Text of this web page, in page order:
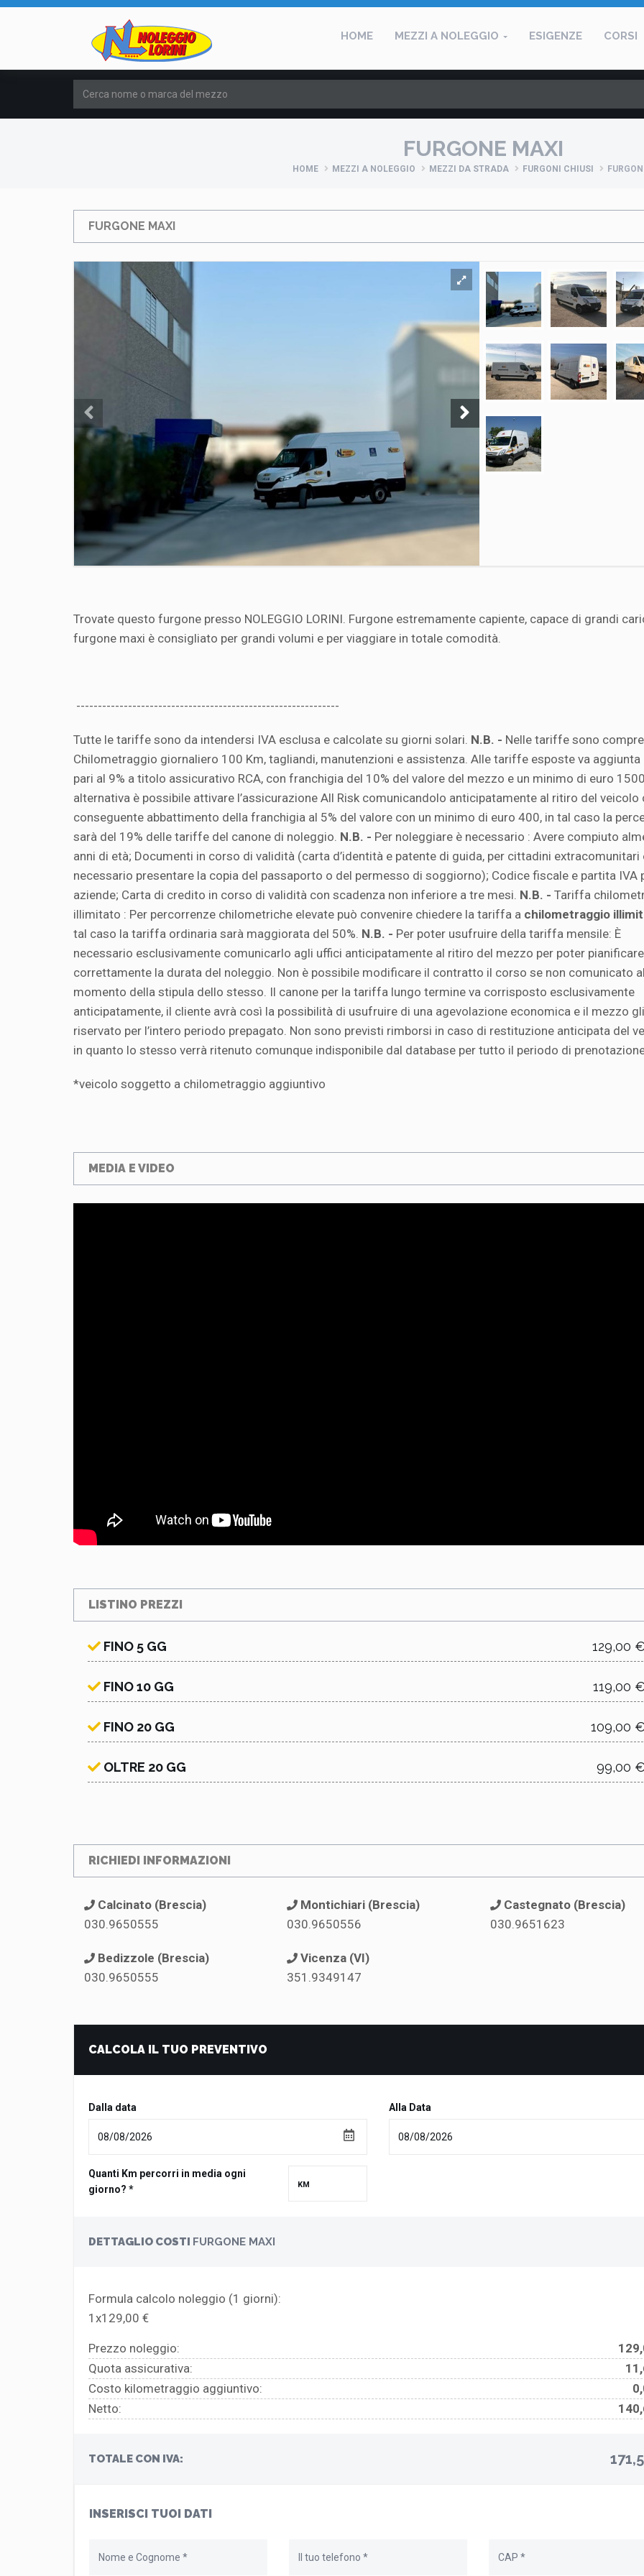
HOME MEZZI A NOLEGGIO ESIGENZE CORSI
FURGONE MAXI
HOME MEZZI A NOLEGGIO MEZZI DA STRADA FURGONI CHIUSI
FURGONE MAXI
Trovate questo furgone presso NOLEGGIO LORINI. Furgone estremamente capiente, capace di grandi
furgone maxi è consigliato per grandi volumi e per viaggiare in totale comodità.
-------------------------------------------------------------
Tutte le tariffe sono da intendersi IVA esclusa e calcolate su giorni solari. N.B. - Nelle tariffe sono
Chilometraggio giornaliero 100 Km, tagliandi, manutenzioni e assistenza. Alle tariffe esposte va aggiunta
pari al 9% a titolo assicurativo RCA, con franchigia del 10% del valore del mezzo e un minimo di euro
alternativa è possibile attivare l’assicurazione All Risk comunicandolo anticipatamente al ritiro del veicolo
conseguente abbattimento della franchigia al 5% del valore con un minimo di euro 400, in tal caso la
sarà del 19% delle tariffe del canone di noleggio. N.B. - Per noleggiare è necessario : Avere compiuto
anni di età; Documenti in corso di validità (carta d’identità e patente di guida, per cittadini extracomunitari
necessario presentare la copia del passaporto o del permesso di soggiorno); Codice fiscale e partita IVA
aziende; Carta di credito in corso di validità con scadenza non inferiore a tre mesi. N.B. - Tariffa
illimitato : Per percorrenze chilometriche elevate può convenire chiedere la tariffa a chilometraggio
tal caso la tariffa ordinaria sarà maggiorata del 50%. N.B. - Per poter usufruire della tariffa mensile: È
necessario esclusivamente comunicarlo agli uffici anticipatamente al ritiro del mezzo per poter pianificare
correttamente la durata del noleggio. Non è possibile modificare il contratto il corso se non comunicato al
momento della stipula dello stesso. Il canone per la tariffa lungo termine va corrisposto esclusivamente
anticipatamente, il cliente avrà così la possibilità di usufruire di una agevolazione economica e il mezzo
riservato per l’intero periodo prepagato. Non sono previsti rimborsi in caso di restituzione anticipata del
in quanto lo stesso verrà ritenuto comunque indisponibile dal database per tutto il periodo di
*veicolo soggetto a chilometraggio aggiuntivo
MEDIA E VIDEO
LISTINO PREZZI
FINO 5 GG 129,00 €
FINO 10 GG 119,00 €
FINO 20 GG 109,00 €
OLTRE 20 GG 99,00 €
RICHIEDI INFORMAZIONI
Calcinato (Brescia)
030.9650555
Montichiari (Brescia)
030.9650556
Castegnato (Brescia)
030.9651623
Bedizzole (Brescia)
030.9650555
Vicenza (VI)
351.9349147
CALCOLA IL TUO PREVENTIVO
Dalla data Alla Data
Quanti Km percorri in media ogni
giorno? *
DETTAGLIO COSTI FURGONE MAXI
Formula calcolo noleggio (1 giorni):
1x129,00 €
Prezzo noleggio:
Quota assicurativa:
Costo kilometraggio aggiuntivo:
Netto:
TOTALE CON IVA:
INSERISCI TUOI DATI